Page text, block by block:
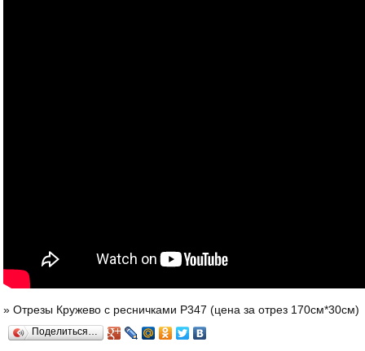
Вы здесь
»Отрезы Кружево с ресничками Р347 (цена за отрез 170см*30см)
Поделиться…